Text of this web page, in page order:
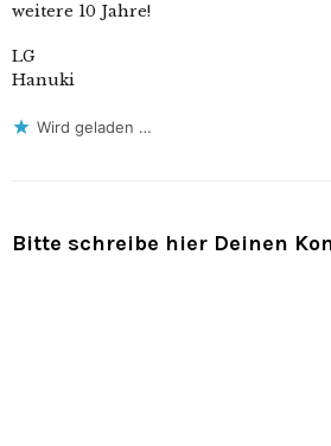
weitere 10 Jahre!
LG
Hanuki
Wird geladen …
Bitte schreibe hier Deinen